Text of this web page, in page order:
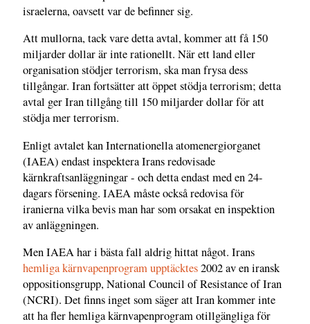
israelerna, oavsett var de befinner sig.
Att mullorna, tack vare detta avtal, kommer att få 150
miljarder dollar är inte rationellt. När ett land eller
organisation stödjer terrorism, ska man frysa dess
tillgångar. Iran fortsätter att öppet stödja terrorism; detta
avtal ger Iran tillgång till 150 miljarder dollar för att
stödja mer terrorism.
Enligt avtalet kan Internationella atomenergiorganet
(IAEA) endast inspektera Irans redovisade
kärnkraftsanläggningar - och detta endast med en 24-
dagars försening. IAEA måste också redovisa för
iranierna vilka bevis man har som orsakat en inspektion
av anläggningen.
Men IAEA har i bästa fall aldrig hittat något. Irans
hemliga kärnvapenprogram upptäcktes2002 av en iransk
oppositionsgrupp, National Council of Resistance of Iran
(NCRI). Det finns inget som säger att Iran kommer inte
att ha fler hemliga kärnvapenprogram otillgängliga för